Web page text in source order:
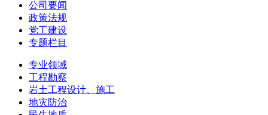
公司要闻
政策法规
党工建设
专题栏目
专业领域
工程勘察
岩土工程设计、施工
地灾防治